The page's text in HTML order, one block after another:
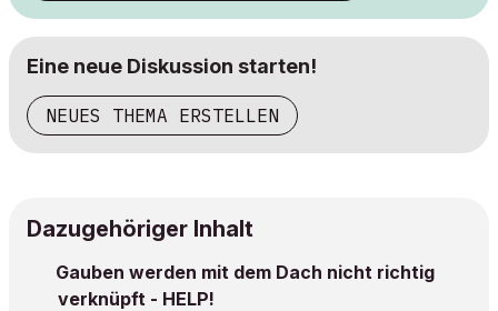
Eine neue Diskussion starten!
NEUES THEMA ERSTELLEN
Dazugehöriger Inhalt
Gauben werden mit dem Dach nicht richtig
verknüpft - HELP!